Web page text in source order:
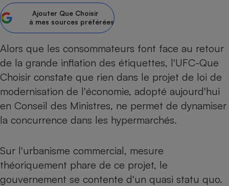
Ajouter Que Choisir
à mes sources préférées
Alors que les consommateurs font face au retour
de la grande inflation des étiquettes, l'UFC-Que
Choisir constate que rien dans le projet de loi de
modernisation de l'économie, adopté aujourd'hui
en Conseil des Ministres, ne permet de dynamiser
la concurrence dans les hypermarchés.
Sur l'urbanisme commercial, mesure
théoriquement phare de ce projet, le
gouvernement se contente d'un quasi statu quo.
Pièce détachée
Moto
Supermarché - Drive
Comparatif
Comparatif plaque à
Comparatif hotte
Comparatif climatiseur
Comparatif aspirateur
Comparatif cafetière
Comparatif robot cuiseur
Électricité - Gaz
Comparatif casque audio
Comparatif barre de son
Comparatif imprimante
Comparatif ordinateur
Comparatif ultrabook
Image et son
Comparatif tondeuse
Comparatif poêle à
Comparatif radiateur
Aménagement
Chauffage
Produit d'entretien
Hygiène - Beauté
Maladie - Médecine -
Retraite
Choisir son fioul
Choisir son pellet
Energie Moins Chère Ensemble
Tous les comparateurs
Speedtest - Testez le débit de votre
connexion Internet